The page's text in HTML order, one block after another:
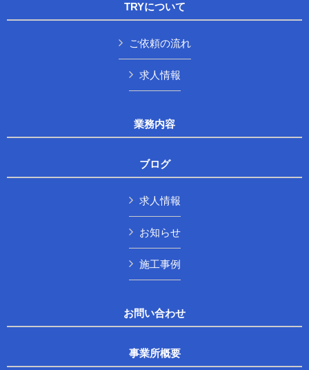
TRYについて
ご依頼の流れ
求人情報
業務内容
ブログ
求人情報
お知らせ
施工事例
お問い合わせ
事業所概要